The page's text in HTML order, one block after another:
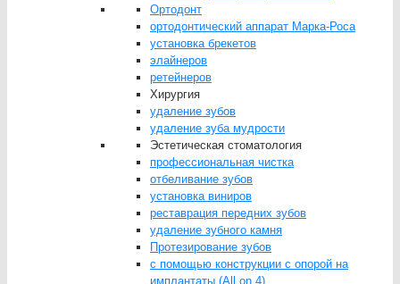
Ортодонт
ортодонтический аппарат Марка-Роса
установка брекетов
элайнеров
ретейнеров
Хирургия
удаление зубов
удаление зуба мудрости
Эстетическая стоматология
профессиональная чистка
отбеливание зубов
установка виниров
реставрация передних зубов
удаление зубного камня
Протезирование зубов
с помощью конструкции с опорой на
имплантаты (All on 4)